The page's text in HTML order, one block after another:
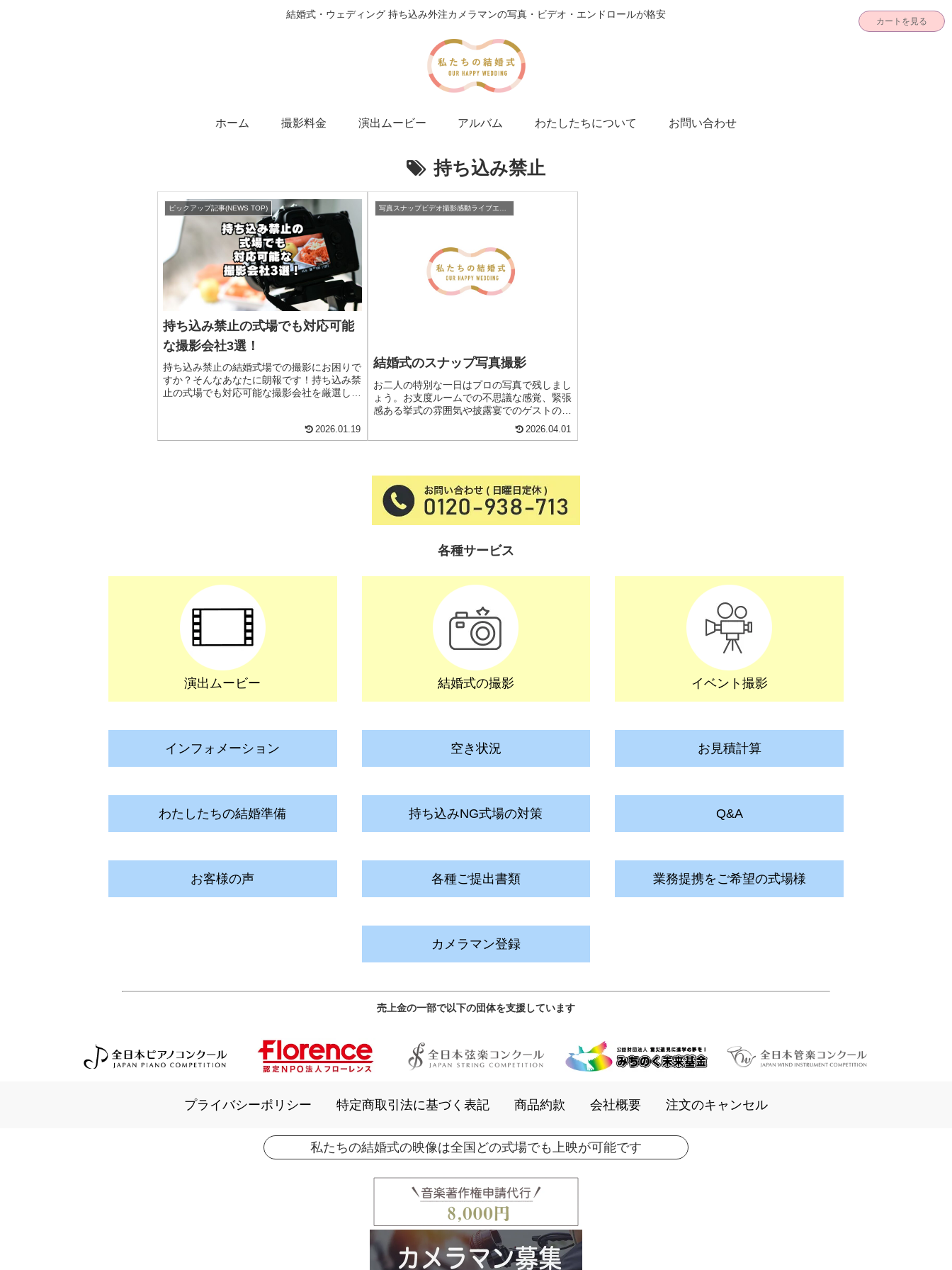
カートを見る
結婚式・ウェディング 持ち込み外注カメラマンの写真・ビデオ・エンドロールが格安
ホーム 撮影料金 演出ムービー アルバム わたしたちについて お問い合わせ
持ち込み禁止
ピックアップ記事(NEWS TOP)
持ち込み禁止の式場でも対応可能
な撮影会社3選！
持ち込み禁止の結婚式場での撮影にお困りで
すか？そんなあなたに朗報です！持ち込み禁
止の式場でも対応可能な撮影会社を厳選して
形で記録するためのパートナー探しに役立つ
情報満載です。これを読めば、式場のルール
2026.01.19
結婚式のスナップ写真撮影
お二人の特別な一日はプロの写真で残しまし
ょう。お支度ルームでの不思議な感覚、緊張
感ある挙式の雰囲気や披露宴でのゲストの表
情、余興の臨場感やお二人のイメージカット
など温かくて、スタイリッシュな写真をお任
2026.04.01
各種サービス
演出ムービー 結婚式の撮影 イベント撮影
インフォメーション 空き状況 お見積計算
わたしたちの結婚準備 持ち込みNG式場の対策 Q&A
お客様の声 各種ご提出書類 業務提携をご希望の式場様
カメラマン登録
売上金の一部で以下の団体を支援しています
プライバシーポリシー 特定商取引法に基づく表記 商品約款 会社概要 注文のキャンセル
私たちの結婚式の映像は全国どの式場でも上映が可能です